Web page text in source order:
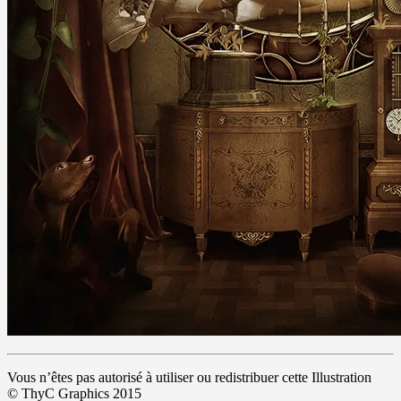
Vous n’êtes pas autorisé à utiliser ou redistribuer cette Illustration
© ThyC Graphics 2015